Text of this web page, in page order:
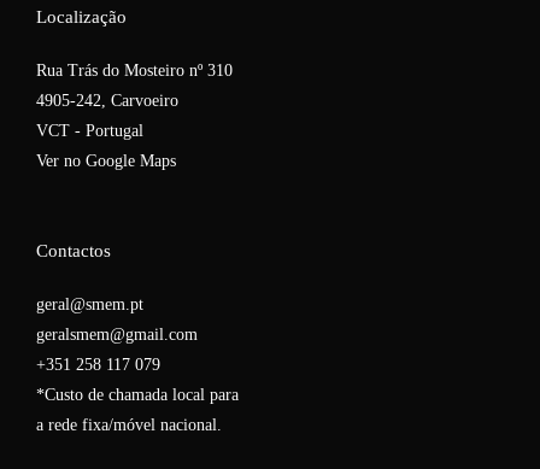
Localização
Rua Trás do Mosteiro nº 310
4905-242, Carvoeiro
VCT - Portugal
Ver no Google Maps
Contactos
geral@smem.pt
geralsmem@gmail.com
+351 258 117 079
*Custo de chamada local para
a rede fixa/móvel nacional.